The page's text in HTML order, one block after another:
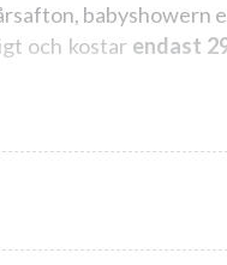
och kostar endast